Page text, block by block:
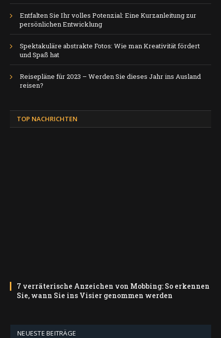
Entfalten Sie Ihr volles Potenzial: Eine Kurzanleitung zur
persönlichen Entwicklung
Spektakuläre abstrakte Fotos: Wie man Kreativität fördert
und Spaß hat
Reisepläne für 2023 – Werden Sie dieses Jahr ins Ausland
reisen?
TOP NACHRICHTEN
7 verräterische Anzeichen von Mobbing: So erkennen
Sie, wann Sie ins Visier genommen werden
NEUESTE BEITRÄGE